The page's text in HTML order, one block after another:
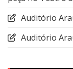
Auditório
Auditório